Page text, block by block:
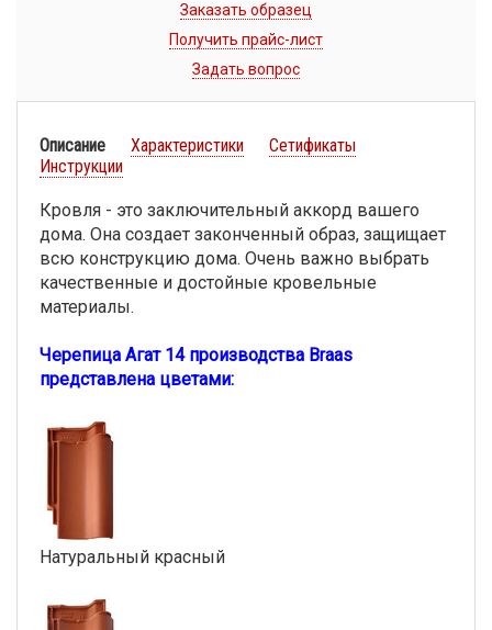
Заказать образец
Получить прайс-лист
Задать вопрос
Описание Характеристики
Сетификаты
Инструкции
Кровля - это заключительный аккорд вашего
дома. Она создает законченный образ, защищает
всю конструкцию дома. Очень важно выбрать
качественные и достойные кровельные
материалы.
Черепица Агат 14 производства Braas
представлена цветами:
Натуральный красный